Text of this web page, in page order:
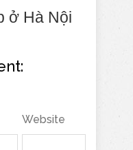
ở Hà Nội
Website